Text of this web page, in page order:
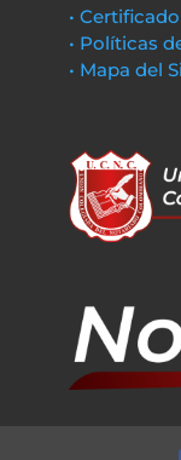
•
• Políticas
• Mapa del